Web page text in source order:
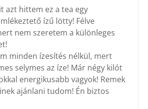
azt hittem ez a tea egy
ízű lötty! Félve
nem szeretem a különleges
minden ízesítés nélkül, mert
selymes az íze! Már négy kilót
energikusabb vagyok! Remek
ajánlani tudom! Én biztos